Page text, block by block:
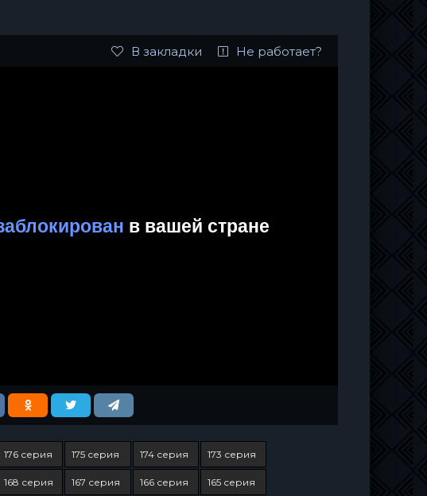
В закладки Не работает?
176 серия 175 серия 174 серия 173 серия
168 серия 167 серия 166 серия 165 серия